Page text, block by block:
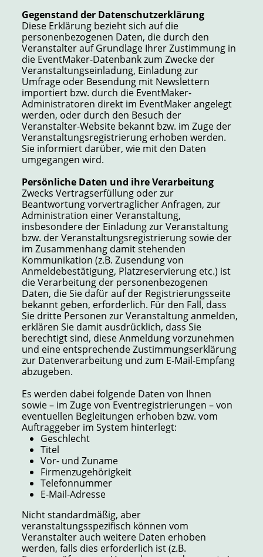
Gegenstand der Datenschutzerklärung
Diese Erklärung bezieht sich auf die
personenbezogenen Daten, die durch den
Veranstalter auf Grundlage Ihrer Zustimmung in
die EventMaker-Datenbank zum Zwecke der
Veranstaltungseinladung, Einladung zur
Umfrage oder Besendung mit Newslettern
importiert bzw. durch die EventMaker-
Administratoren direkt im EventMaker angelegt
werden, oder durch den Besuch der
Veranstalter-Website bekannt bzw. im Zuge der
Veranstaltungsregistrierung erhoben werden.
Sie informiert darüber, wie mit den Daten
umgegangen wird.
Persönliche Daten und ihre Verarbeitung
Zwecks Vertragserfüllung oder zur
Beantwortung vorvertraglicher Anfragen, zur
Administration einer Veranstaltung,
insbesondere der Einladung zur Veranstaltung
bzw. der Veranstaltungsregistrierung sowie der
im Zusammenhang damit stehenden
Kommunikation (z.B. Zusendung von
Anmeldebestätigung, Platzreservierung etc.) ist
die Verarbeitung der personenbezogenen
Daten, die Sie dafür auf der Registrierungsseite
bekannt geben, erforderlich. Für den Fall, dass
Sie dritte Personen zur Veranstaltung anmelden,
erklären Sie damit ausdrücklich, dass Sie
berechtigt sind, diese Anmeldung vorzunehmen
und eine entsprechende Zustimmungserklärung
zur Datenverarbeitung und zum E-Mail-Empfang
abzugeben.
Es werden dabei folgende Daten von Ihnen
sowie – im Zuge von Eventregistrierungen – von
eventuellen Begleitungen erhoben bzw. vom
Auftraggeber im System hinterlegt:
Geschlecht
Titel
Vor- und Zuname
Firmenzugehörigkeit
Telefonnummer
E-Mail-Adresse
Nicht standardmäßig, aber
veranstaltungsspezifisch können vom
Veranstalter auch weitere Daten erhoben
werden, falls dies erforderlich ist (z.B.